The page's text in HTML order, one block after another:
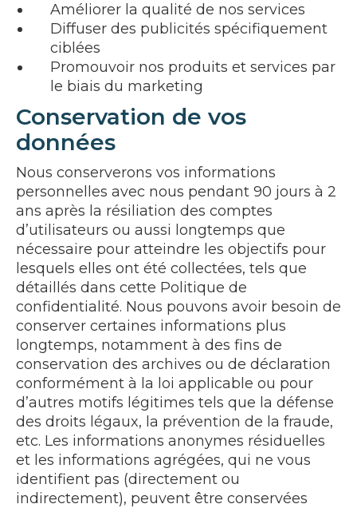
Améliorer la qualité de nos services
Diffuser des publicités spécifiquement
ciblées
Promouvoir nos produits et services par
le biais du marketing
Conservation de vos
données
Nous conserverons vos informations
personnelles avec nous pendant 90 jours à 2
ans après la résiliation des comptes
d’utilisateurs ou aussi longtemps que
nécessaire pour atteindre les objectifs pour
lesquels elles ont été collectées, tels que
détaillés dans cette Politique de
confidentialité. Nous pouvons avoir besoin de
conserver certaines informations plus
longtemps, notamment à des fins de
conservation des archives ou de déclaration
conformément à la loi applicable ou pour
d’autres motifs légitimes tels que la défense
des droits légaux, la prévention de la fraude,
etc. Les informations anonymes résiduelles
et les informations agrégées, qui ne vous
identifient pas (directement ou
indirectement), peuvent être conservées